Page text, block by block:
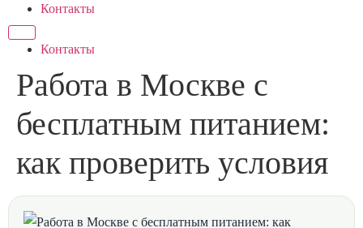
Контакты
Контакты
Работа в Москве с
бесплатным питанием:
как проверить условия